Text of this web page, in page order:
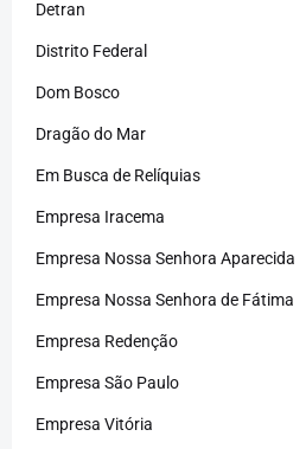
Detran
Distrito Federal
Dom Bosco
Dragão do Mar
Em Busca de Relíquias
Empresa Iracema
Empresa Nossa Senhora Aparecida
Empresa Nossa Senhora de Fátima
Empresa Redenção
Empresa São Paulo
Empresa Vitória